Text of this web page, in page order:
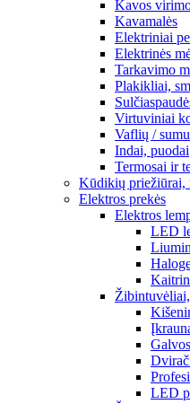
Kavos
Kavamalės
Elektriniai
Elektrinės
Tarkavimo
Plakikliai,
Virtuviniai
Vaflių /
Indai, puodai
Termosai ir
Kūdikių priežiūrai,
Elektros prekės
Elektros
LED
LED